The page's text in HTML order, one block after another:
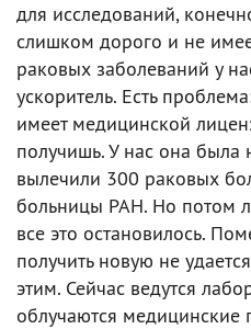
для исследований,
слишком дорого и не
раковых заболеваний у
ускоритель. Есть
имеет медицинской
получишь. У нас она была
вылечили 300 раковых
больницы РАН. Но потом
все это остановилось.
получить новую не
этим. Сейчас ведутся
облучаются медицинские